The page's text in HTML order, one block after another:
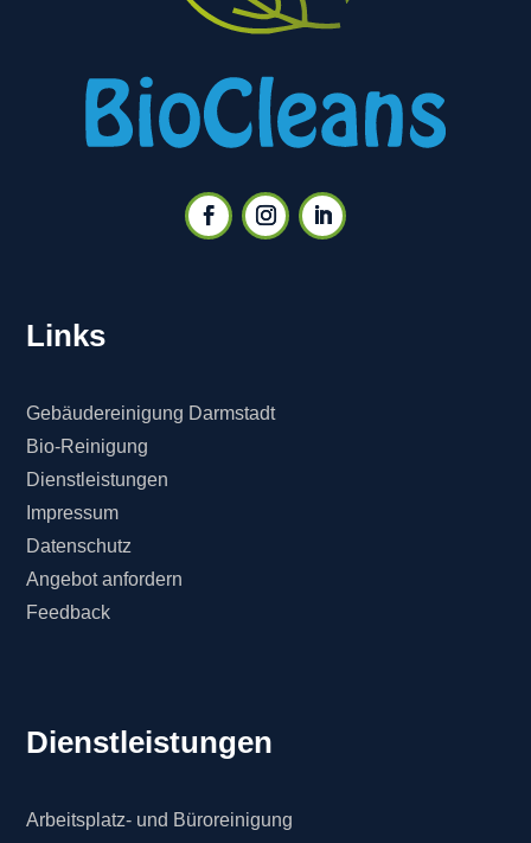
Links
Gebäudereinigung Darmstadt
Bio-Reinigung
Dienstleistungen
Impressum
Datenschutz
Angebot anfordern
Feedback
Dienstleistungen
Arbeitsplatz- und Büroreinigung